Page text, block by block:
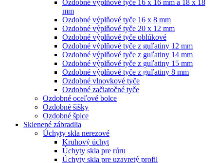
Ozdobné výplňové tyče 16 x 16 mm a 18 x 18
mm
Ozdobné výplňové tyče 16 x 8 mm
Ozdobné výplňové tyče 20 x 12 mm
Ozdobné výplňové tyče oblúkové
Ozdobné výplňové tyče z guľatiny 12 mm
Ozdobné výplňové tyče z guľatiny 14 mm
Ozdobné výplňové tyče z guľatiny 15 mm
Ozdobné výplňové tyče z guľatiny 8 mm
Ozdobné vlnovkové tyče
Ozdobné začiatočné tyče
Ozdobné oceľové bolce
Ozdobné šišky
Ozdobné špice
Sklenené zábradlia
Úchyty skla nerezové
Kruhový úchyt
Úchyty skla pre rúru
Úchyty skla pre uzavretý profil